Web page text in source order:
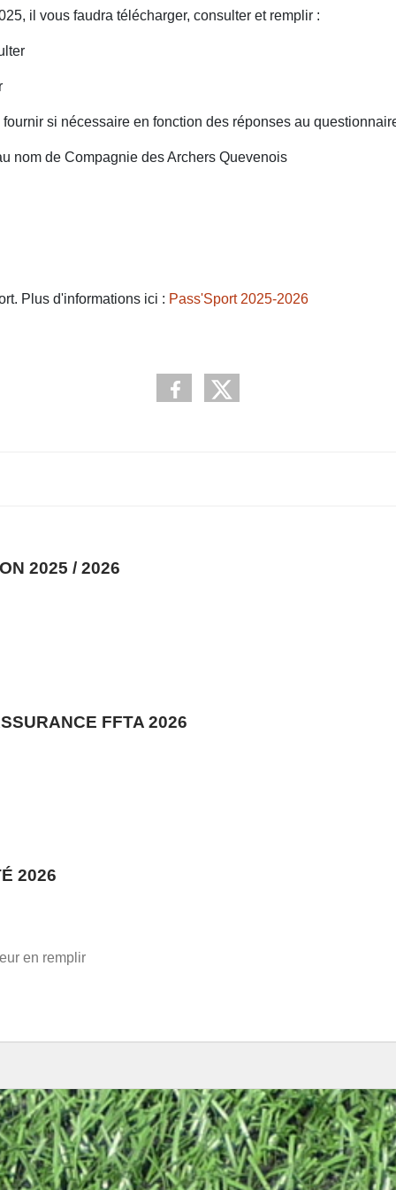
il vous faudra télécharger, consulter et remplir :
si nécessaire en fonction des réponses au
nom de Compagnie des Archers Quevenois
Plus d'informations ici : Pass'Sport 2025-2026
2025 / 2026
FFTA 2026
2026
en remplir